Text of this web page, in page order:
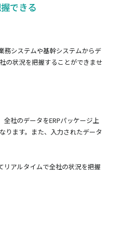
できる
務システムや基幹システムからデ
の状況を把握することができませ
全社のデータをERPパッケージ上
ります。また、入力されたデータ
リアルタイムで全社の状況を把握